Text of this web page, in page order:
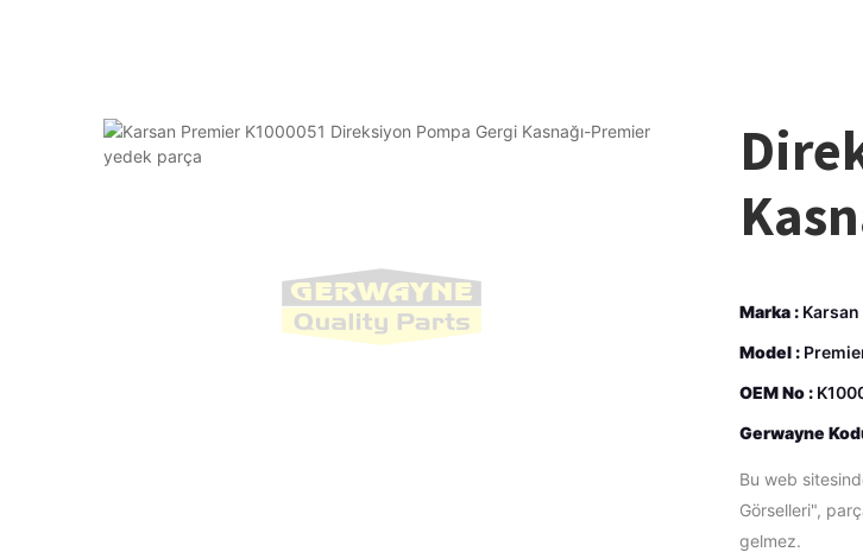
Marka : Karsan
Model :
OEM No :
Gerwayne
Bu web
Görselleri",
gelmez.